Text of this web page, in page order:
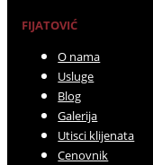
FIJATOVIĆ
O nama
Usluge
Blog
Galerija
Utisci klijenata
Cenovnik